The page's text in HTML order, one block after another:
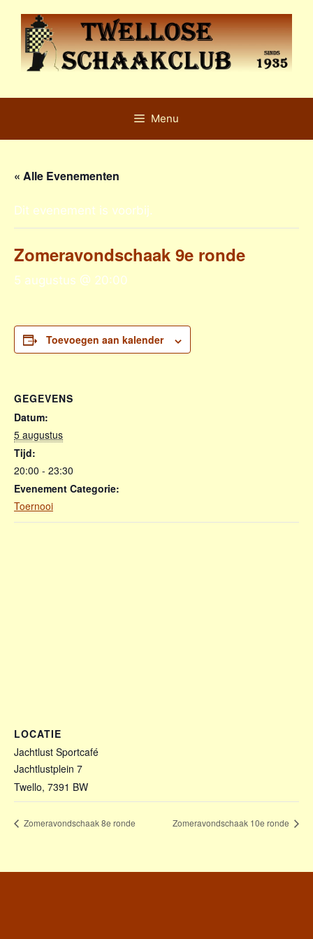
naar
inhoud
Menu
« Alle Evenementen
Dit evenement is voorbij.
Zomeravondschaak 9e ronde
5 augustus @ 20:00
Toevoegen aan kalender
GEGEVENS
Datum:
5 augustus
Tijd:
20:00 - 23:30
Evenement Categorie:
Toernooi
LOCATIE
Jachtlust Sportcafé
Jachtlustplein 7
Twello, 7391 BW
Zomeravondschaak 8e ronde Zomeravondschaak 10e ronde